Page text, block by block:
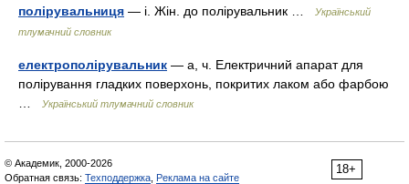
полірувальниця — і. Жін. до полірувальник …
Український
тлумачний словник
електрополірувальник — а, ч. Електричний апарат для
полірування гладких поверхонь, покритих лаком або фарбою
Український тлумачний словник
18+
© Академик, 2000-2026
Обратная связь: Техподдержка Реклама на сайте